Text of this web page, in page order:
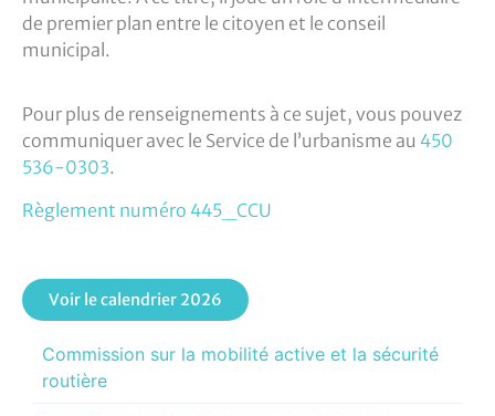
de premier plan entre le citoyen et le conseil
municipal.
Pour plus de renseignements à ce sujet, vous pouvez
communiquer avec le Service de l’urbanisme au 450
536-0303.
Règlement numéro 445_CCU
Voir le calendrier 2026
Commission sur la mobilité active et la sécurité
routière